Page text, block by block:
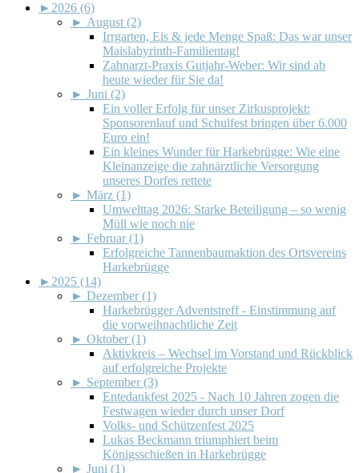
► 2026 (6)
► August (2)
Irrgarten, Eis & jede Menge Spaß: Das war unser
Maislabyrinth-Familientag!
Zahnarzt-Praxis Gutjahr-Weber: Wir sind ab
heute wieder für Sie da!
► Juni (2)
Ein voller Erfolg für unser Zirkusprojekt:
Sponsorenlauf und Schulfest bringen über 6.000
Euro ein!
Ein kleines Wunder für Harkebrügge: Wie eine
Kleinanzeige die zahnärztliche Versorgung
unseres Dorfes rettete
► März (1)
Umwelttag 2026: Starke Beteiligung – so wenig
Müll wie noch nie
► Februar (1)
Erfolgreiche Tannenbaumaktion des Ortsvereins
Harkebrügge
► 2025 (14)
► Dezember (1)
Harkebrügger Adventstreff - Einstimmung auf
die vorweihnachtliche Zeit
► Oktober (1)
Aktivkreis – Wechsel im Vorstand und Rückblick
auf erfolgreiche Projekte
► September (3)
Entedankfest 2025 - Nach 10 Jahren zogen die
Festwagen wieder durch unser Dorf
Volks- und Schützenfest 2025
Lukas Beckmann triumphiert beim
Königsschießen in Harkebrügge
► Juni (1)